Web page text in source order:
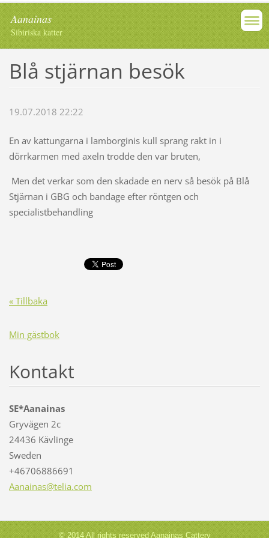
Aanainas
Sibiriska katter
Blå stjärnan besök
19.07.2018 22:22
En av kattungarna i lamborginis kull sprang rakt in i
dörrkarmen med axeln trodde den var bruten,
Men det verkar som den skadade en nerv så besök på Blå
Stjärnan i GBG och bandage efter röntgen och
specialistbehandling
« Tillbaka
Min gästbok
Kontakt
SE*Aanainas
Gryvägen 2c
24436 Kävlinge
Sweden
+46706886691
Aanainas@telia.com
© 2014 All rights reserved Aanainas Cattery